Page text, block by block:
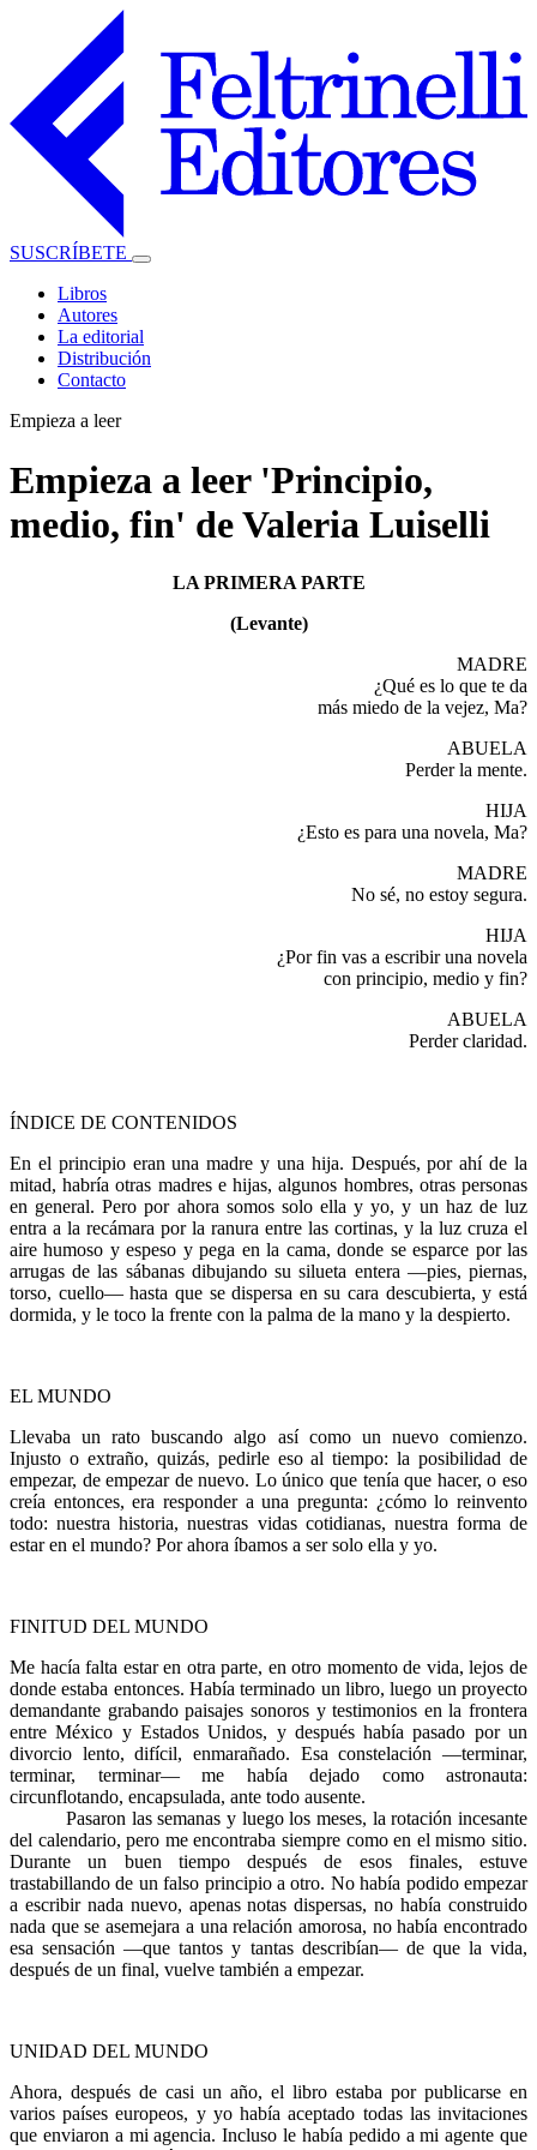
SUSCRÍBETE
Libros
Autores
La editorial
Distribución
Contacto
Empieza a leer
Empieza a leer 'Principio,
medio, fin' de Valeria Luiselli
LA PRIMERA PARTE
(Levante)
MADRE
¿Qué es lo que te da
más miedo de la vejez, Ma?
ABUELA
Perder la mente.
HIJA
¿Esto es para una novela, Ma?
MADRE
No sé, no estoy segura.
HIJA
¿Por fin vas a escribir una novela
con principio, medio y fin?
ABUELA
Perder claridad.
ÍNDICE DE CONTENIDOS
En el principio eran una madre y una hija. Después, por ahí de la
mitad, habría otras madres e hijas, algunos hombres, otras personas
en general. Pero por ahora somos solo ella y yo, y un haz de luz
entra a la recámara por la ranura entre las cortinas, y la luz cruza el
aire humoso y espeso y pega en la cama, donde se esparce por las
arrugas de las sábanas dibujando su silueta entera —pies, piernas,
torso, cuello— hasta que se dispersa en su cara descubierta, y está
dormida, y le toco la frente con la palma de la mano y la despierto.
EL MUNDO
Llevaba un rato buscando algo así como un nuevo comienzo.
Injusto o extraño, quizás, pedirle eso al tiempo: la posibilidad de
empezar, de empezar de nuevo. Lo único que tenía que hacer, o eso
creía entonces, era responder a una pregunta: ¿cómo lo reinvento
todo: nuestra historia, nuestras vidas cotidianas, nuestra forma de
estar en el mundo? Por ahora íbamos a ser solo ella y yo.
FINITUD DEL MUNDO
Me hacía falta estar en otra parte, en otro momento de vida, lejos de
donde estaba entonces. Había terminado un libro, luego un proyecto
demandante grabando paisajes sonoros y testimonios en la frontera
entre México y Estados Unidos, y después había pasado por un
divorcio lento, difícil, enmarañado. Esa constelación —terminar,
terminar, terminar— me había dejado como astronauta:
circunflotando, encapsulada, ante todo ausente.
Pasaron las semanas y luego los meses, la rotación incesante
del calendario, pero me encontraba siempre como en el mismo sitio.
Durante un buen tiempo después de esos finales, estuve
trastabillando de un falso principio a otro. No había podido empezar
a escribir nada nuevo, apenas notas dispersas, no había construido
nada que se asemejara a una relación amorosa, no había encontrado
esa sensación —que tantos y tantas describían— de que la vida,
después de un final, vuelve también a empezar.
UNIDAD DEL MUNDO
Ahora, después de casi un año, el libro estaba por publicarse en
varios países europeos, y yo había aceptado todas las invitaciones
que enviaron a mi agencia. Incluso le había pedido a mi agente que